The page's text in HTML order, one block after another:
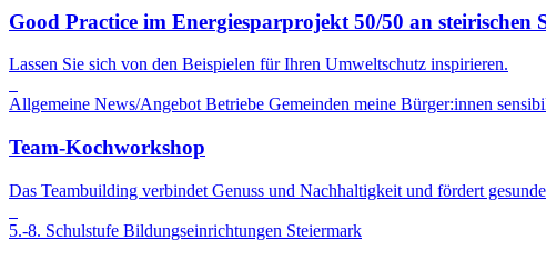
Good Practice im Energiesparprojekt 50/50 an steirischen
Lassen Sie sich von den Beispielen für Ihren Umweltschutz inspirieren.
Allgemeine News/Angebot Betriebe Gemeinden meine Bürger:innen
Team-Kochworkshop
Das Teambuilding verbindet Genuss und Nachhaltigkeit und fördert
5.-8. Schulstufe Bildungseinrichtungen Steiermark